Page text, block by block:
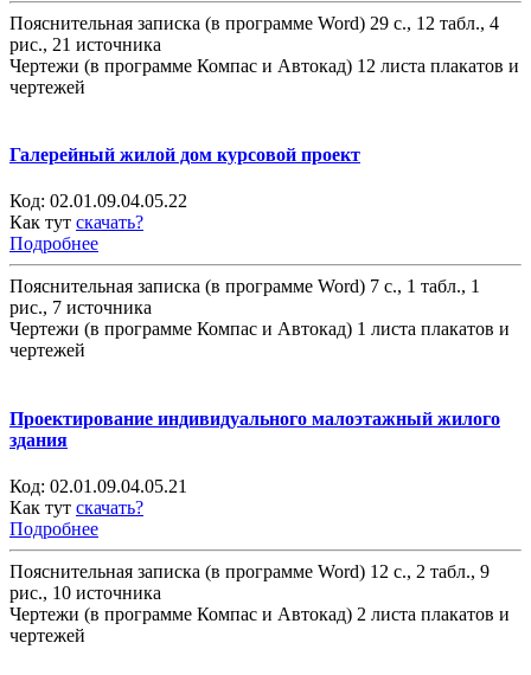
Пояснительная записка (в программе Word) 29 с., 12 табл., 4
рис., 21 источника
Чертежи (в программе Компас и Автокад) 12 листа плакатов и
чертежей
Галерейный жилой дом курсовой проект
Код: 02.01.09.04.05.22
Как тут скачать?
Подробнее
Пояснительная записка (в программе Word) 7 с., 1 табл., 1
рис., 7 источника
Чертежи (в программе Компас и Автокад) 1 листа плакатов и
чертежей
Проектирование индивидуального малоэтажный жилого
здания
Код: 02.01.09.04.05.21
Как тут скачать?
Подробнее
Пояснительная записка (в программе Word) 12 с., 2 табл., 9
рис., 10 источника
Чертежи (в программе Компас и Автокад) 2 листа плакатов и
чертежей